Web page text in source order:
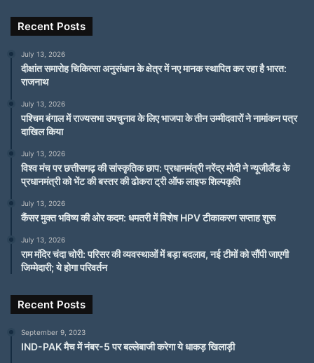
Recent Posts
July 13, 2026
दीक्षांत समारोह चिकित्सा अनुसंधान के क्षेत्र में नए मानक स्थापित कर रहा है भारत:
राजनाथ
July 13, 2026
पश्चिम बंगाल में राज्यसभा उपचुनाव के लिए भाजपा के तीन उम्मीदवारों ने नामांकन पत्र
दाखिल किया
July 13, 2026
विश्व मंच पर छत्तीसगढ़ की सांस्कृतिक छाप: प्रधानमंत्री नरेंद्र मोदी ने न्यूजीलैंड के
प्रधानमंत्री को भेंट की बस्तर की ढोकरा ट्री ऑफ लाइफ शिल्पकृति
July 13, 2026
कैंसर मुक्त भविष्य की ओर कदम: धमतरी में विशेष HPV टीकाकरण सप्ताह शुरू
July 13, 2026
राम मंदिर चंदा चोरी: परिसर की व्यवस्थाओं में बड़ा बदलाव, नई टीमों को सौंपी जाएगी
जिम्मेदारी; ये होगा परिवर्तन
Recent Posts
September 9, 2023
IND-PAK मैच में नंबर-5 पर बल्लेबाजी करेगा ये धाकड़ खिलाड़ी